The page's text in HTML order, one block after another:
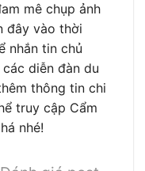
mê chụp ảnh
đây vào thời
nhắn tin chủ
diễn đàn du
thông tin chi
truy cập Cẩm
nhé!